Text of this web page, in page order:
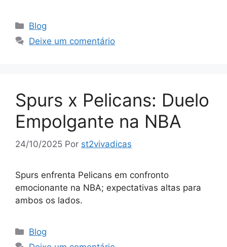
Categorias
Blog
Deixe um comentário
Spurs x Pelicans: Duelo
Empolgante na NBA
24/10/2025 Por st2vivadicas
Spurs enfrenta Pelicans em confronto
emocionante na NBA; expectativas altas para
ambos os lados.
Categorias
Blog